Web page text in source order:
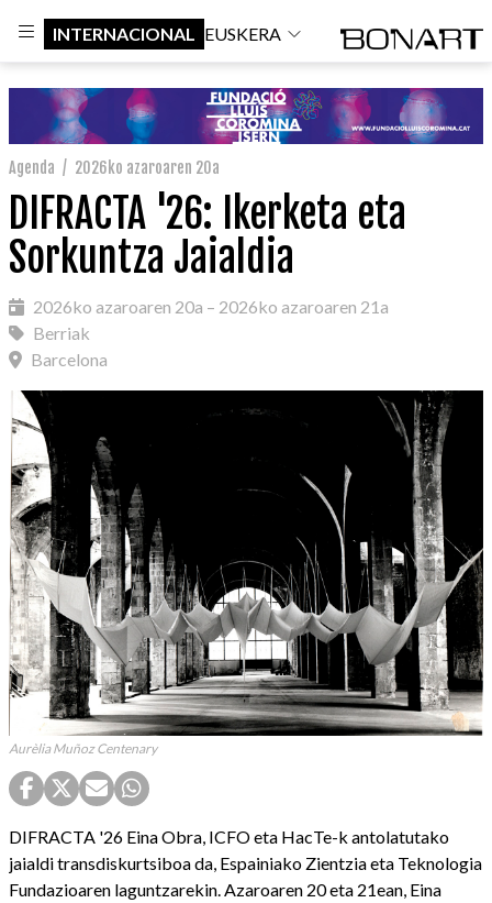
INTERNACIONAL EUSKERA
Agenda / 2026ko azaroaren 20a
DIFRACTA '26: Ikerketa eta
Sorkuntza Jaialdia
2026ko azaroaren 20a – 2026ko azaroaren 21a
Berriak
Barcelona
Aurèlia Muñoz Centenary
DIFRACTA '26 Eina Obra, ICFO eta HacTe-k antolatutako
jaialdi transdiskurtsiboa da, Espainiako Zientzia eta Teknologia
Fundazioaren laguntzarekin. Azaroaren 20 eta 21ean, Eina